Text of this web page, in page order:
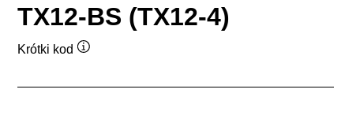
TX12-BS (TX12-4)
Krótki kod